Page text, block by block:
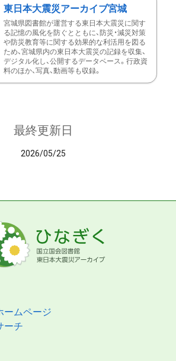
東日本大震災アーカイブ宮城
宮城県図書館が運営する東日本大震災に関す
る記憶の風化を防ぐとともに、防災・減災対策
や防災教育等に関する効果的な利活用を図る
ため、宮城県内の東日本大震災の記録を収集、
デジタル化し、公開するデータベース。行政資
料のほか、写真、動画等も収録。
最終更新日
2026/05/25
ームページ
ーチ